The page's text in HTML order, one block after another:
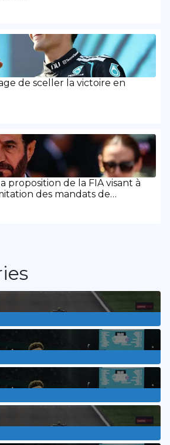
de sceller la victoire en
proposition de la FIA visant à
des mandats de
1Posts
3Posts
8Posts